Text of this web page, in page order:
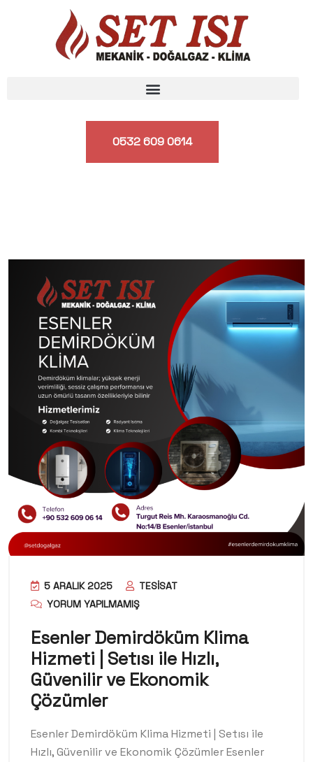
0532 609 0614
5 ARALIK 2025
TESISAT
YORUM YAPILMAMIŞ
Esenler Demirdöküm Klima
Hizmeti | Setısı ile Hızlı,
Güvenilir ve Ekonomik
Çözümler
Esenler Demirdöküm Klima Hizmeti | Setısı ile
Hızlı, Güvenilir ve Ekonomik Çözümler Esenler